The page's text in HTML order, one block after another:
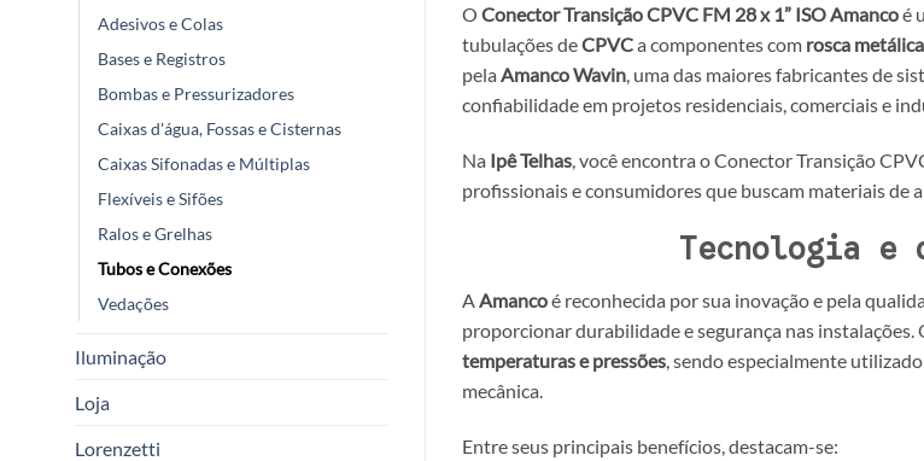
Adesivos e Colas
Bases e Registros
Bombas e Pressurizadores
Caixas d'água, Fossas e Cisternas
Caixas Sifonadas e Múltiplas
Flexíveis e Sifões
Ralos e Grelhas
Tubos e Conexões
Vedações
Iluminação
Loja
Lorenzetti
O Conector Transição CPVC FM 28 x 1” ISO Amancoé
tubulações deCPVCa componentes com rosca metálica
pela Amanco Wavin, uma das maiores fabricantes de
confiabilidade em projetos residenciais, comerciais e
Na Ipê Telhas , você encontra o Conector Transição
profissionais e consumidores que buscam materiais de
Tecnologia e
AAmancoé reconhecida por sua inovação e pela
proporcionar durabilidade e segurança nas
temperaturas e pressões, sendo especialmente
mecânica.
Entre seus principais benefícios, destacam-se: